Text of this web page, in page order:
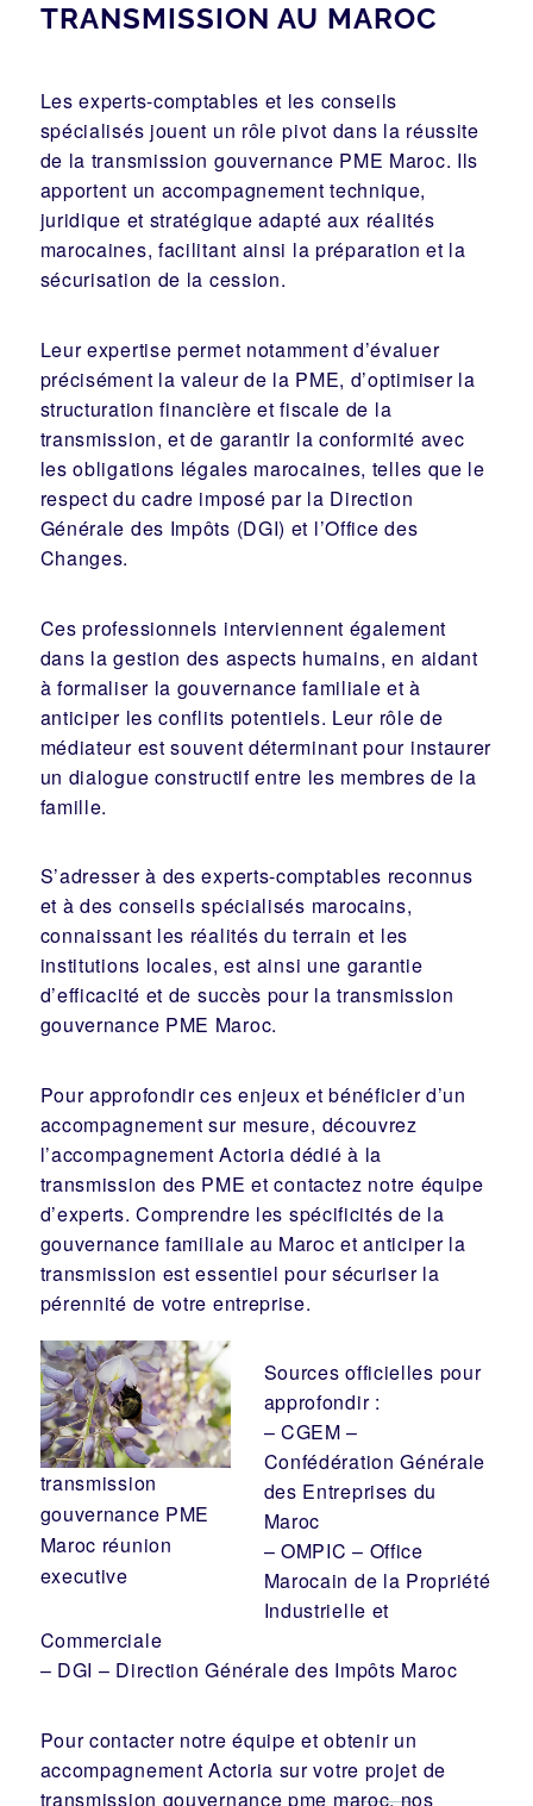
TRANSMISSION AU MAROC
Les experts-comptables et les conseils
spécialisés jouent un rôle pivot dans la réussite
de la transmission gouvernance PME Maroc. Ils
apportent un accompagnement technique,
juridique et stratégique adapté aux réalités
marocaines, facilitant ainsi la préparation et la
sécurisation de la cession.
Leur expertise permet notamment d’évaluer
précisément la valeur de la PME, d’optimiser la
structuration financière et fiscale de la
transmission, et de garantir la conformité avec
les obligations légales marocaines, telles que le
respect du cadre imposé par la Direction
Générale des Impôts (DGI) et l’Office des
Changes.
Ces professionnels interviennent également
dans la gestion des aspects humains, en aidant
à formaliser la gouvernance familiale et à
anticiper les conflits potentiels. Leur rôle de
médiateur est souvent déterminant pour instaurer
un dialogue constructif entre les membres de la
famille.
S’adresser à des experts-comptables reconnus
et à des conseils spécialisés marocains,
connaissant les réalités du terrain et les
institutions locales, est ainsi une garantie
d’efficacité et de succès pour la transmission
gouvernance PME Maroc.
Pour approfondir ces enjeux et bénéficier d’un
accompagnement sur mesure, découvrez
l’accompagnement Actoria dédié à la
transmission des PME etcontactez notre équipe
d’experts. Comprendre les spécificités de la
gouvernance familiale au Maroc et anticiper la
transmission est essentiel pour sécuriser la
pérennité de votre entreprise.
transmission
gouvernance PME
Maroc réunion
executive
Sources officielles pour
approfondir :
– CGEM –
Confédération Générale
des Entreprises du
Maroc
– OMPIC – Office
Marocain de la Propriété
Industrielle et
Commerciale
– DGI – Direction Générale des Impôts Maroc
Pourcontacter notre équipe et obtenir un
accompagnement Actoria sur votre projet de
transmission gouvernance pme maroc, nos